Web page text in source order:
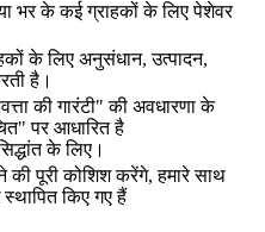
भर के कई ग्राहकों के लिए पेशेवर
के लिए अनुसंधान, उत्पादन,
है।
की गारंटी" की अवधारणा के
पर आधारित है
के लिए।
की पूरी कोशिश करेंगे, हमारे साथ
किए गए हैं